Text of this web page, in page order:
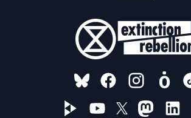
FOLLOW US ON